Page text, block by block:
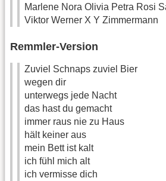
Marlene Nora Olivia Petra Rosi
Viktor Werner X Y Zimmermann
Remmler-Version
Zuviel Schnaps zuviel Bier
wegen dir
unterwegs jede Nacht
das hast du gemacht
immer raus nie zu Haus
hält keiner aus
mein Bett ist kalt
ich fühl mich alt
ich vermisse dich